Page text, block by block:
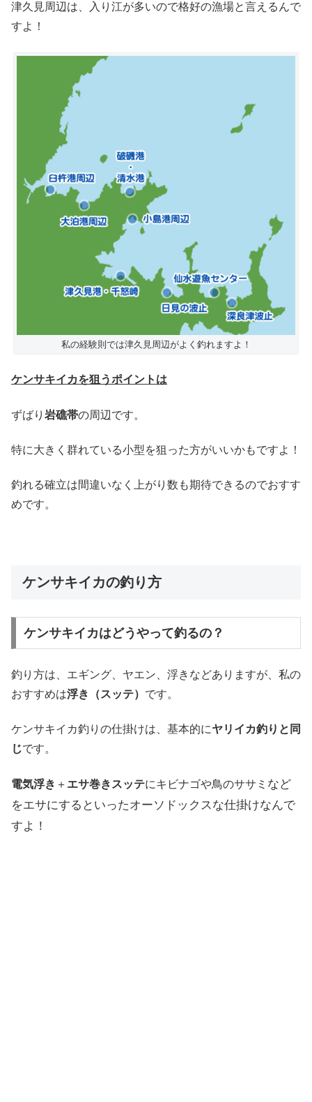
津久見周辺は、入り江が多いので格好の漁場と言えるんで
すよ！
私の経験則では津久見周辺がよく釣れますよ！
ケンサキイカを狙うポイントは
ずばり 岩礁帯の周辺です。
特に大きく群れている小型を狙った方がいいかもですよ！
釣れる確立は間違いなく上がり数も期待できるのでおすす
めです。
ケンサキイカの釣り方
ケンサキイカはどうやって釣るの？
釣り方は、エギング、ヤエン、浮きなどありますが、私の
おすすめは浮き（スッテ） です。
ケンサキイカ釣りの仕掛けは、基本的にヤリイカ釣りと同
じです。
電気浮き ＋ エサ巻きスッテにキビナゴや鳥のササミ など
をエサにするといったオーソドックスな仕掛けなんで
すよ！